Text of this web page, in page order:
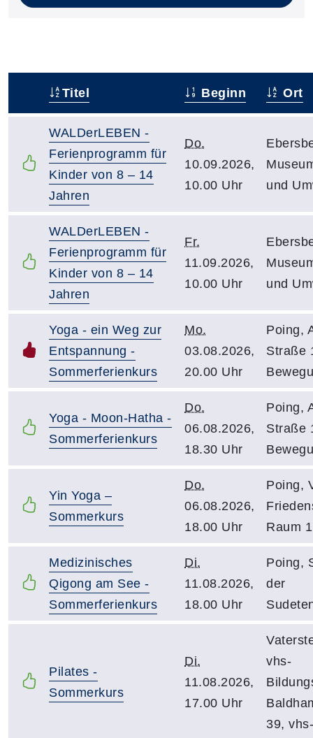
Titel Beginn Ort
WALDerLEBEN -
Ferienprogramm für
Kinder von 8 – 14
Jahren
Do.
10.09.2026,
10.00 Uhr
und
WALDerLEBEN -
Ferienprogramm für
Kinder von 8 – 14
Jahren
Fr.
11.09.2026,
10.00 Uhr
und
Yoga - ein Weg zur
Entspannung -
Sommerferienkurs
Mo.
03.08.2026,
20.00 Uhr
Poing,
Straße
Yoga - Moon-Hatha -
Sommerferienkurs
Do.
06.08.2026,
18.30 Uhr
Poing,
Straße
Yin Yoga –
Sommerkurs
Do.
06.08.2026,
18.00 Uhr
Poing,
Raum 1
Medizinisches
Qigong am See -
Sommerferienkurs
Di.
11.08.2026,
18.00 Uhr
Poing,
der
Pilates -
Sommerkurs
Di.
11.08.2026,
17.00 Uhr
vhs-
39,